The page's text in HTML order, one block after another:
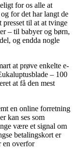
for os alle at
for det har langt de
til at at tvinge
– til babyer og børn,
og endda nogle
at prøve enkelte e-
– 100
at få den mest
en online forretning
kan ses som
være et signal om
betalingskort er
en overfor